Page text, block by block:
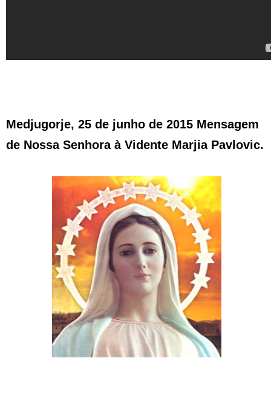
Medjugorje, 25 de junho de 2015 Mensagem
de Nossa Senhora à Vidente Marjia Pavlovic.